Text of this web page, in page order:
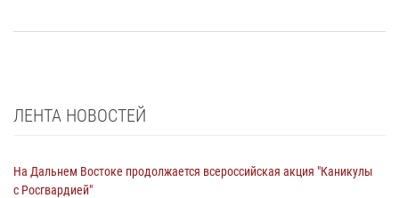
ЛЕНТА НОВОСТЕЙ
На Дальнем Востоке продолжается всероссийская акция "Каникулы
с Росгвардией"